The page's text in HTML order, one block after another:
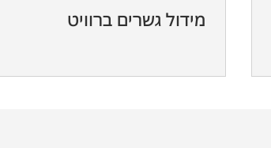
מידול גשרים ברוויט